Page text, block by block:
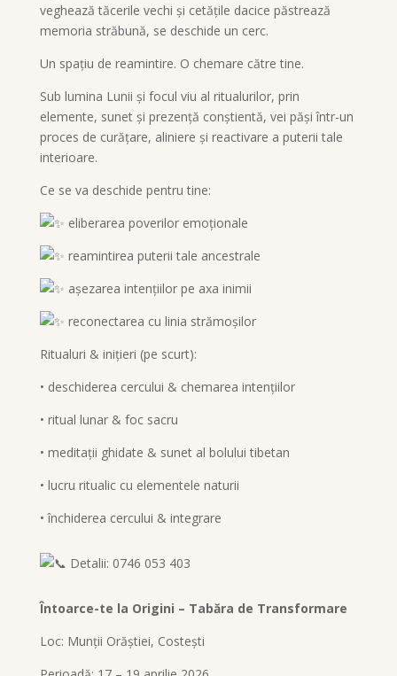
veghează tăcerile vechi și cetățile dacice păstrează
memoria străbună, se deschide un cerc.
Un spațiu de reamintire. O chemare către tine.
Sub lumina Lunii și focul viu al ritualurilor, prin
elemente, sunet și prezență conștientă, vei păși într-un
proces de curățare, aliniere și reactivare a puterii tale
interioare.
Ce se va deschide pentru tine:
eliberarea poverilor emoționale
reamintirea puterii tale ancestrale
așezarea intențiilor pe axa inimii
reconectarea cu linia strămoșilor
Ritualuri & inițieri (pe scurt):
• deschiderea cercului & chemarea intențiilor
• ritual lunar & foc sacru
• meditații ghidate & sunet al bolului tibetan
• lucru ritualic cu elementele naturii
• închiderea cercului & integrare
Detalii: 0746 053 403
Întoarce-te la Origini – Tabăra de Transformare
Loc: Munții Orăștiei, Costești